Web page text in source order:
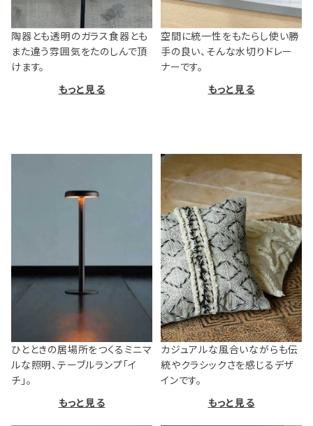
陶器とも透明のガラス食器とも
また違う雰囲気をたのしんで頂
けます。
もっと見る
空間に統一性をもたらし使い勝
手の良い、そんな水切りドレー
ナーです。
もっと見る
ひとときの居場所をつくるミニマ
ルな照明、テーブルランプ「イ
チ」。
もっと見る
カジュアルな風合いながらも伝
統やクラシックさを感じるデザ
インです。
もっと見る